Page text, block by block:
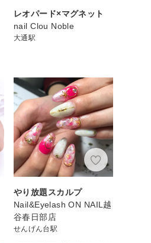
レオパード×マグネット
nail Clou Noble
大通駅
やり放題スカルプ
Nail&Eyelash ON NAIL越
谷春日部店
せんげん台駅